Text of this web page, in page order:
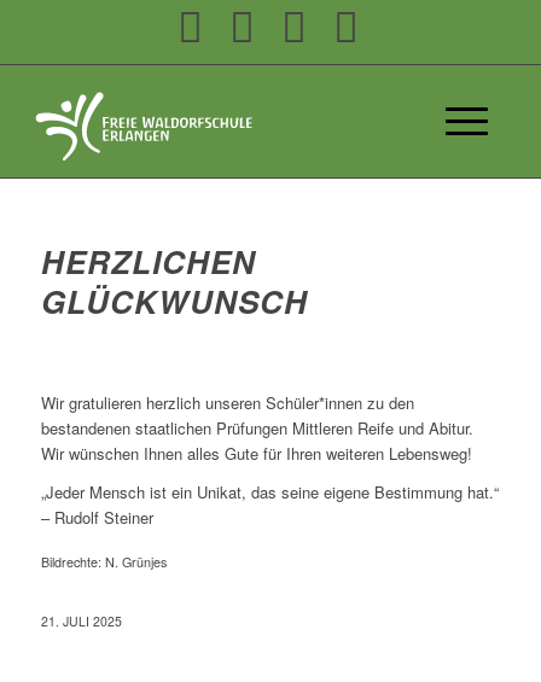
HERZLICHEN
GLÜCKWUNSCH
Wir gratulieren herzlich unseren Schüler*innen zu den
bestandenen staatlichen Prüfungen Mittleren Reife und Abitur.
Wir wünschen Ihnen alles Gute für Ihren weiteren Lebensweg!
„Jeder Mensch ist ein Unikat, das seine eigene Bestimmung hat.“
– Rudolf Steiner
Bildrechte: N. Grünjes
21. JULI 2025